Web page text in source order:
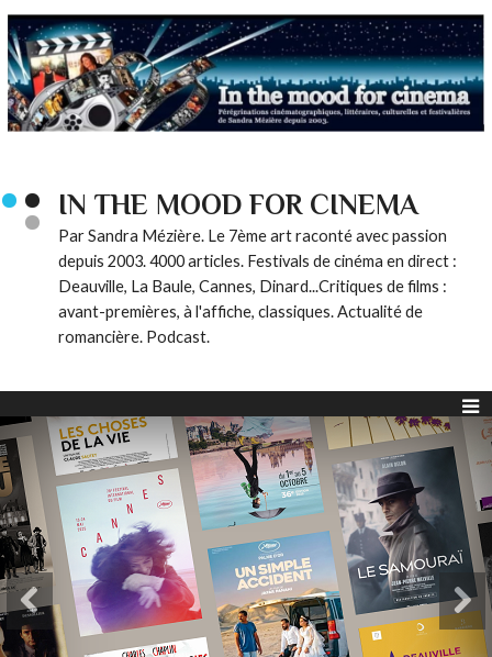
IN THE MOOD FOR CINEMA
Par Sandra Mézière. Le 7ème art raconté avec passion
depuis 2003. 4000 articles. Festivals de cinéma en direct :
Deauville, La Baule, Cannes, Dinard...Critiques de films :
avant-premières, à l'affiche, classiques. Actualité de
romancière. Podcast.